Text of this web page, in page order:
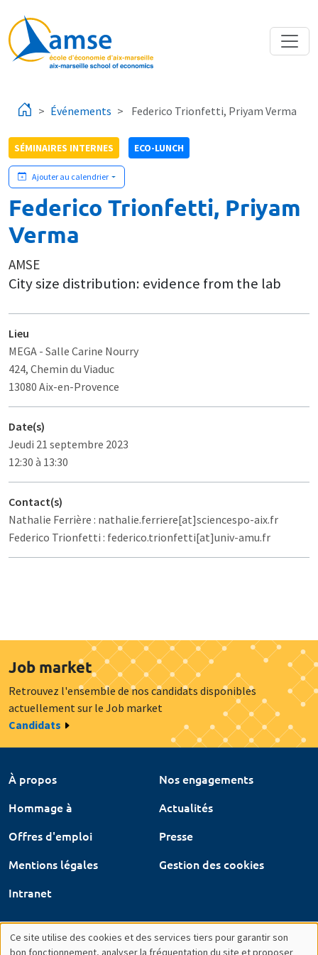
Événements Federico Trionfetti, Priyam Verma
SÉMINAIRES INTERNES ECO-LUNCH
Ajouter au calendrier
Federico Trionfetti, Priyam
Verma
AMSE
City size distribution: evidence from the lab
Lieu
MEGA - Salle Carine Nourry
424, Chemin du Viaduc
13080 Aix-en-Provence
Date(s)
Jeudi 21 septembre 2023
12:30 à 13:30
Contact(s)
Nathalie Ferrière : nathalie.ferriere[at]sciencespo-aix.fr
Federico Trionfetti : federico.trionfetti[at]univ-amu.fr
Job market
Retrouvez l'ensemble de nos candidats disponibles
actuellement sur le Job market
Candidats
À propos
Nos engagements
Hommage à
Actualités
Offres d'emploi
Presse
Mentions légales
Gestion des cookies
Intranet
Ce site utilise des cookies et des services tiers pour garantir son
bon fonctionnement, analyser la fréquentation du site et proposer